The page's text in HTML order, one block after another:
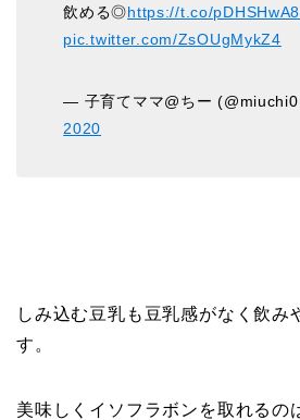
飲める◎https://t.co/
pic.twitter.com/ZsOUgMykZ4
— 子育てママ@ちー
2020
しみ込む豆乳も豆乳感がなく飲み
す。
美味しくイソフラボンを取れるの